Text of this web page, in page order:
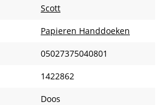
Scott
Papieren Handdoeken
05027375040801
1422862
Doos